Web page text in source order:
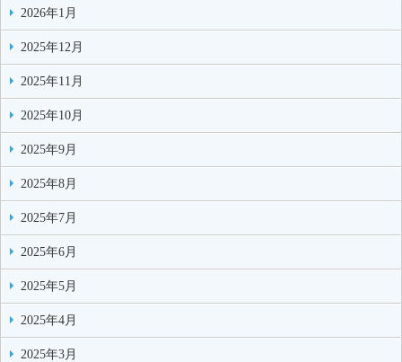
2026年1月
2025年12月
2025年11月
2025年10月
2025年9月
2025年8月
2025年7月
2025年6月
2025年5月
2025年4月
2025年3月